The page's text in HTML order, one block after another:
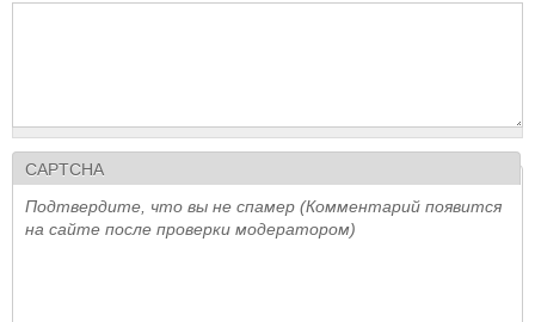
CAPTCHA
Подтвердите, что вы не спамер (Комментарий появится
на сайте после проверки модератором)